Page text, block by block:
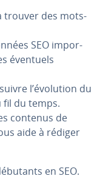
trouver des mots-
SEO im­por­
éventuels
l’évolution du
fil du temps.
contenus de
aide à rédiger
en SEO.